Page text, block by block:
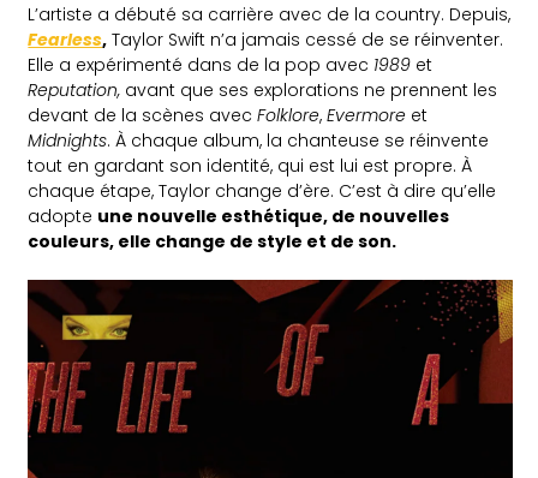
L’artiste a débuté sa carrière avec de la country. Depuis,
Fearless, Taylor Swift n’a jamais cessé de se réinventer.
Elle a expérimenté dans de la pop avec 1989 et
Reputation, avant que ses explorations ne prennent les
devant de la scènes avecFolklore,Evermore et
Midnights. À chaque album, la chanteuse se réinvente
tout en gardant son identité, qui est lui est propre. À
chaque étape, Taylor change d’ère. C’est à dire qu’elle
adopte une nouvelle esthétique, de nouvelles
couleurs, elle change de style et de son.